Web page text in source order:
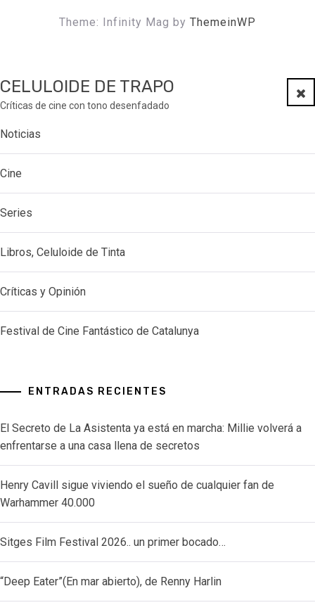
Theme: Infinity Mag by ThemeinWP
CELULOIDE DE TRAPO
Críticas de cine con tono desenfadado
Noticias
Cine
Series
Libros, Celuloide de Tinta
Críticas y Opinión
Festival de Cine Fantástico de Catalunya
ENTRADAS RECIENTES
El Secreto de La Asistenta ya está en marcha: Millie volverá a
enfrentarse a una casa llena de secretos
Henry Cavill sigue viviendo el sueño de cualquier fan de
Warhammer 40.000
Sitges Film Festival 2026.. un primer bocado…
“Deep Eater”(En mar abierto), de Renny Harlin